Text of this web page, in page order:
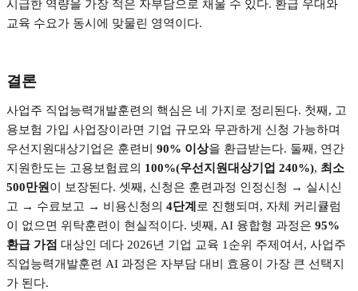
시급한 역량을 가장 적은 자부담으로 채울 수 있다. 환급 우대와
교육 수요가 동시에 맞물린 영역이다.
결론
사업주 직업능력개발훈련의 핵심은 네 가지로 정리된다. 첫째 , 고
용보험 가입 사업장이라면 기업 규모와 무관하게 신청 가능하며
우선지원대상기업은 훈련비 90% 이상을 환급받는다. 둘째 , 연간
지원한도는 고용보험료의 100%(우선지원대상기업 240%), 최소
500만원이 보장된다. 셋째 , 신청은 훈련과정 인정신청 → 실시신
고 → 수료보고 → 비용신청의 4단계 로 진행되며 , 자체 커리큘럼
이 없으면 위탁훈련이 현실적이다. 넷째 , AI 융합형 과정은 95%
환급 가점 대상인 데다 2026년 기업 교육 1순위 주제여서 , 사업주
직업능력개발훈련 AI 과정은 자부담 대비 효용이 가장 큰 선택지
가 된다.